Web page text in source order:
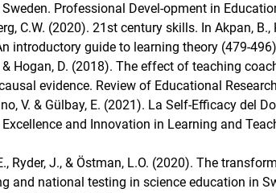
Professional Devel-opment in
C.W. (2020). 21st century skills. In Akpan,
introductory guide to learning theory (479-
& Hogan, D. (2018). The effect of teaching
evidence. Review of Educational
V. & Gülbay, E. (2021). La Self-Efficacy del
Excellence and Innovation in Learning and
Ryder, J., & Östman, L.O. (2020). The
and national testing in science education in